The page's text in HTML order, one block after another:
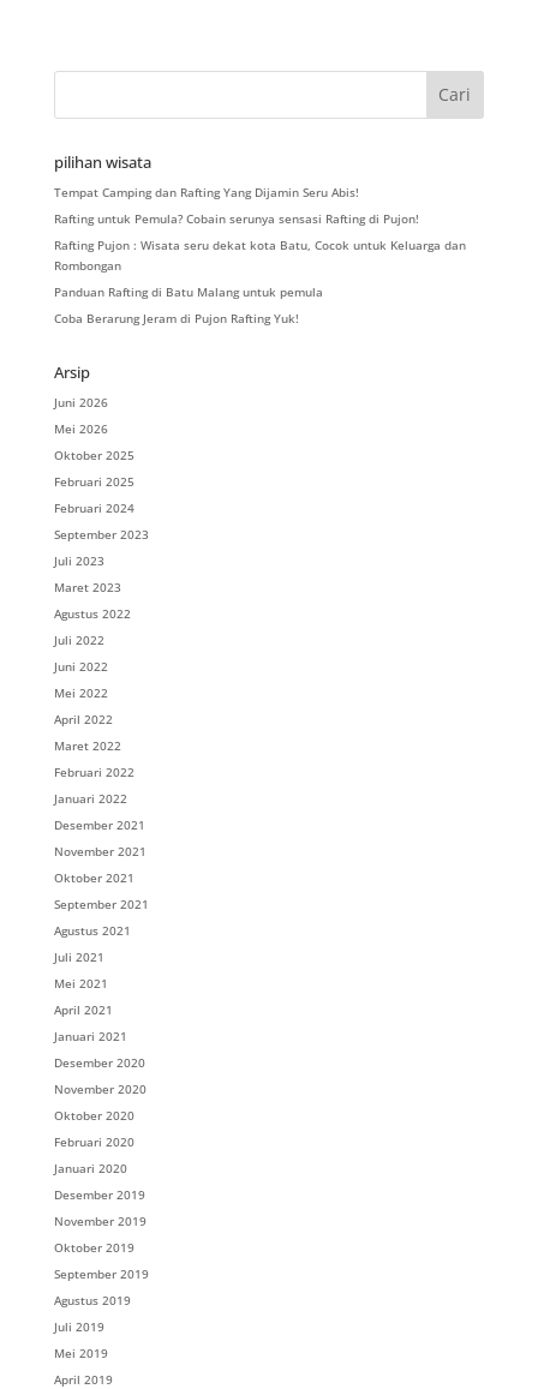
pilihan wisata
Tempat Camping dan Rafting Yang Dijamin Seru Abis!
Rafting untuk Pemula? Cobain serunya sensasi Rafting di Pujon!
Rafting Pujon : Wisata seru dekat kota Batu, Cocok untuk Keluarga dan
Rombongan
Panduan Rafting di Batu Malang untuk pemula
Coba Berarung Jeram di Pujon Rafting Yuk!
Arsip
Juni 2026
Mei 2026
Oktober 2025
Februari 2025
Februari 2024
September 2023
Juli 2023
Maret 2023
Agustus 2022
Juli 2022
Juni 2022
Mei 2022
April 2022
Maret 2022
Februari 2022
Januari 2022
Desember 2021
November 2021
Oktober 2021
September 2021
Agustus 2021
Juli 2021
Mei 2021
April 2021
Januari 2021
Desember 2020
November 2020
Oktober 2020
Februari 2020
Januari 2020
Desember 2019
November 2019
Oktober 2019
September 2019
Agustus 2019
Juli 2019
Mei 2019
April 2019